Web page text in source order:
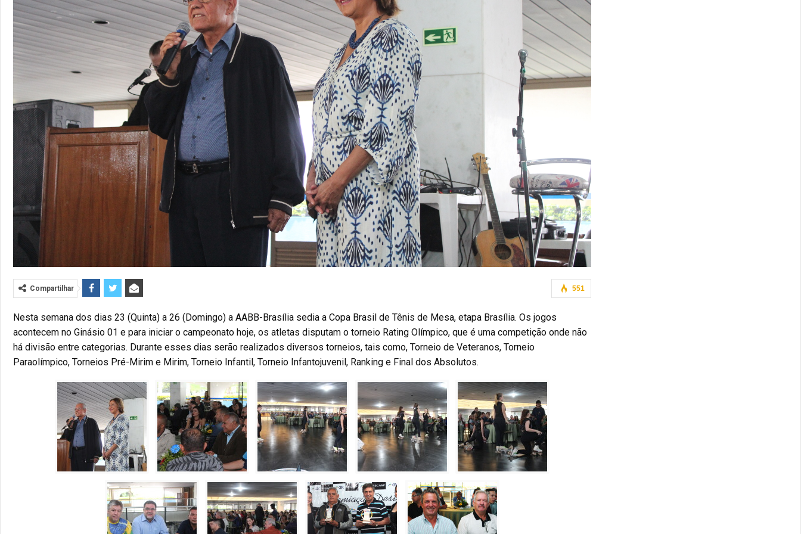
551
Compartilhar
Nesta semana dos dias 23 (Quinta) a 26 (Domingo) a AABB-Brasília sedia a Copa Brasil de Tênis de Mesa, etapa Brasília. Os jogos
acontecem no Ginásio 01 e para iniciar o campeonato hoje, os atletas disputam o torneio Rating Olímpico, que é uma competição onde não
há divisão entre categorias. Durante esses dias serão realizados diversos torneios, tais como, Torneio de Veteranos, Torneio
Paraolímpico, Torneios Pré-Mirim e Mirim, Torneio Infantil, Torneio Infantojuvenil, Ranking e Final dos Absolutos.